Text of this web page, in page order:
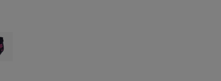
of Schwarz.
swatch type of Schwarz/Rosa.